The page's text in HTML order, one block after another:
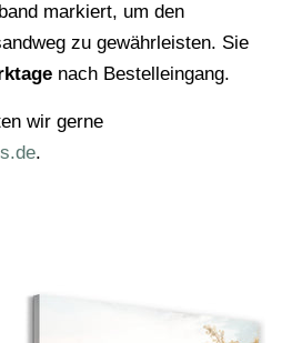
markiert, um den
zu gewährleisten. Sie
nach Bestelleingang.
wir gerne
.